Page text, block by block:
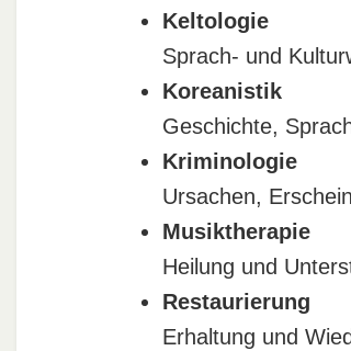
Keltologie
Sprach- und
Koreanistik
Geschichte,
Kriminologie
Ursachen,
Musiktherapie
Heilung und
Restaurierung
Erhaltung und